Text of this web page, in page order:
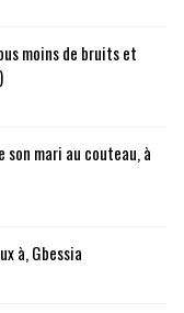
moins de bruits et
son mari au couteau, à
à, Gbessia